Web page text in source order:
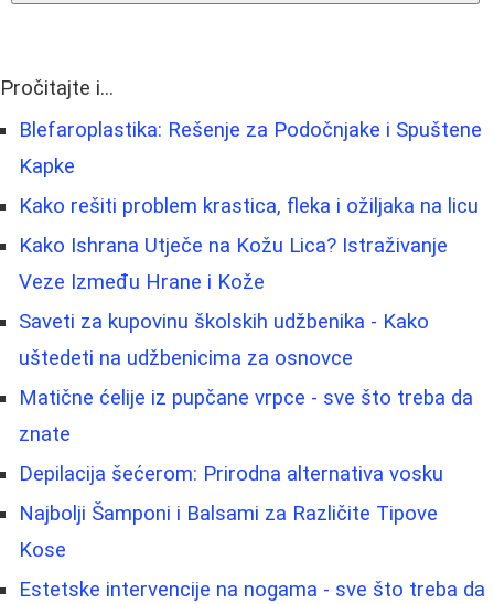
Pročitajte i...
Blefaroplastika: Rešenje za Podočnjake i Spuštene
Kapke
Kako rešiti problem krastica, fleka i ožiljaka na licu
Kako Ishrana Utječe na Kožu Lica? Istraživanje
Veze Između Hrane i Kože
Saveti za kupovinu školskih udžbenika - Kako
uštedeti na udžbenicima za osnovce
Matične ćelije iz pupčane vrpce - sve što treba da
znate
Depilacija šećerom: Prirodna alternativa vosku
Najbolji Šamponi i Balsami za Različite Tipove
Kose
Estetske intervencije na nogama - sve što treba da